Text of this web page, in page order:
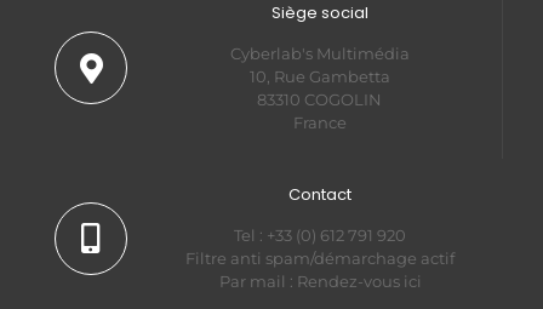
Siège social
Cyberlab's Multimédia
10, Rue Gambetta
83310 COGOLIN
France
Contact
Tel : +33 (0) 612 791 920
Filtre anti spam/démarchage actif
Par mail : Rendez-vous ici